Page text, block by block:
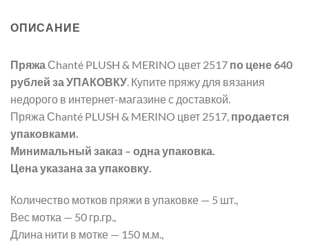
ОПИСАНИЕ
Пряжа Сhanté PLUSH & MERINO цвет 2517 по цене 640
рублей за УПАКОВКУ . Купите пряжу для вязания
недорого в интернет-магазине с доставкой.
Пряжа Сhanté PLUSH & MERINO цвет 2517, продается
упаковками.
Минимальный заказ – одна упаковка.
Цена указана за упаковку.
Количество мотков пряжи в упаковке — 5 шт.,
Вес мотка — 50 гр.гр.,
Длина нити в мотке — 150 м.м.,